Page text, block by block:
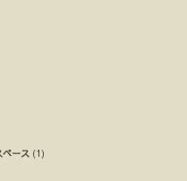
ペース (1)